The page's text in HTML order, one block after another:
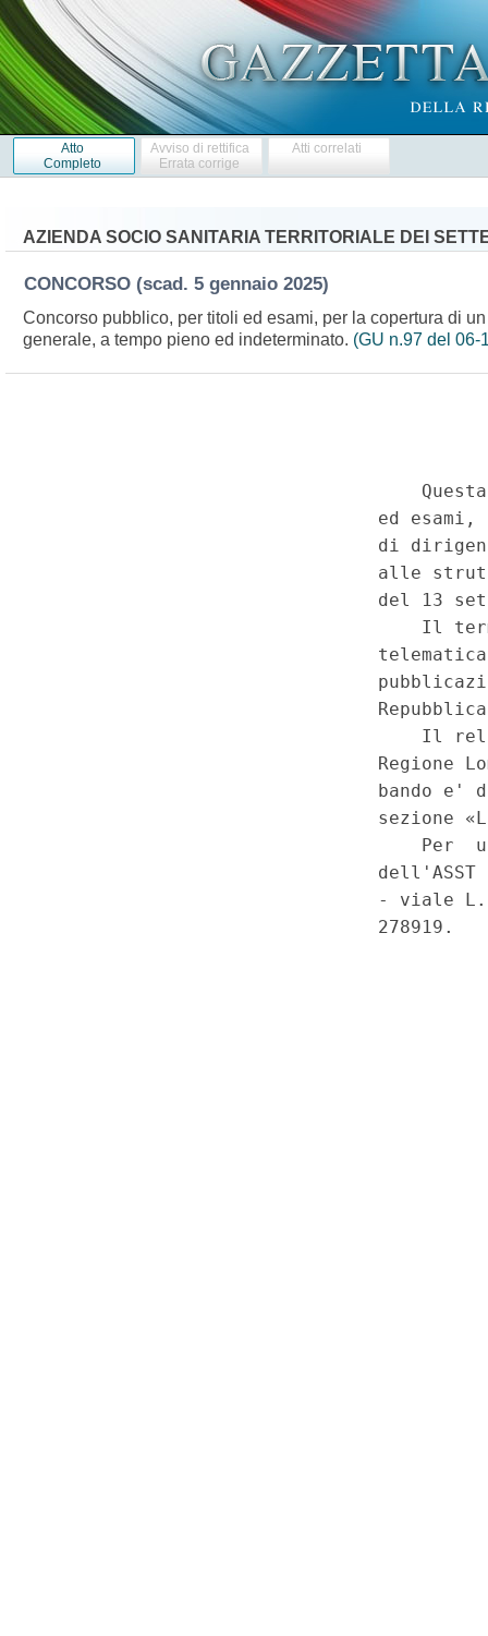
Atto
Completo
Avviso di rettifica
Errata corrige
Atti correlati
AZIENDA SOCIO SANITARIA TERRITORIALE DEI
CONCORSO (scad. 5 gennaio 2025)
Concorso pubblico, per titoli ed esami, per la copertura di
generale, a tempo pieno ed indeterminato. (GU n.97 del 06-